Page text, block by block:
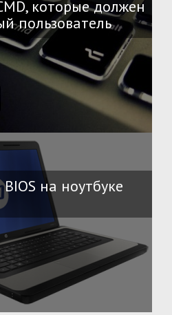
которые должен
пользователь
на ноутбуке